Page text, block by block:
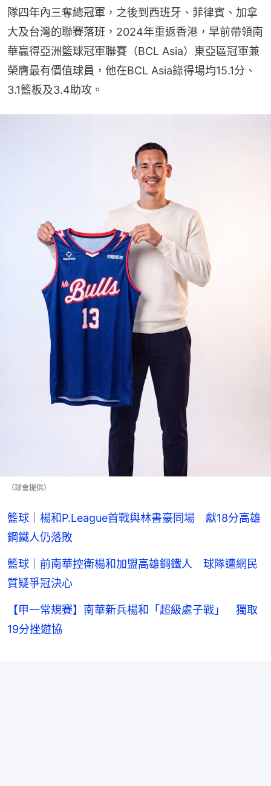
隊四年內三奪總冠軍，之後到西班牙、菲律賓、加拿
大及台灣的聯賽落班，2024年重返香港，早前帶領南
華贏得亞洲籃球冠軍聯賽（BCL Asia）東亞區冠軍兼
榮膺最有價值球員，他在BCL Asia錄得場均15.1分、
3.1籃板及3.4助攻。
（球會提供）
籃球｜楊和P.League首戰與林書豪同場 獻18分高雄
鋼鐵人仍落敗
籃球｜前南華控衛楊和加盟高雄鋼鐵人 球隊遭網民
質疑爭冠決心
【甲一常規賽】南華新兵楊和「超級處子戰」 獨取
19分挫遊協